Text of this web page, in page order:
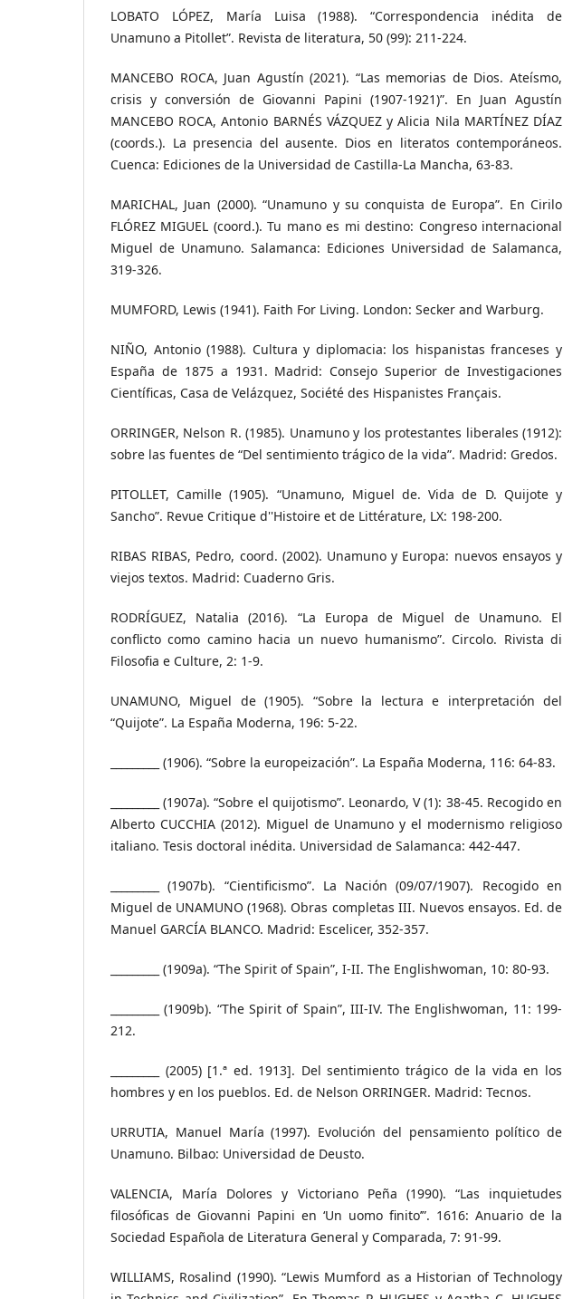
LOBATO LÓPEZ, María Luisa (1988). “Correspondencia inédita de
Unamuno a Pitollet”. Revista de literatura, 50 (99): 211-224.
MANCEBO ROCA, Juan Agustín (2021). “Las memorias de Dios. Ateísmo,
crisis y conversión de Giovanni Papini (1907-1921)”. En Juan Agustín
MANCEBO ROCA, Antonio BARNÉS VÁZQUEZ y Alicia Nila MARTÍNEZ DÍAZ
(coords.). La presencia del ausente. Dios en literatos contemporáneos.
Cuenca: Ediciones de la Universidad de Castilla-La Mancha, 63-83.
MARICHAL, Juan (2000). “Unamuno y su conquista de Europa”. En Cirilo
FLÓREZ MIGUEL (coord.). Tu mano es mi destino: Congreso internacional
Miguel de Unamuno. Salamanca: Ediciones Universidad de Salamanca,
319-326.
MUMFORD, Lewis (1941). Faith For Living. London: Secker and Warburg.
NIÑO, Antonio (1988). Cultura y diplomacia: los hispanistas franceses y
España de 1875 a 1931. Madrid: Consejo Superior de Investigaciones
Científicas, Casa de Velázquez, Société des Hispanistes Français.
ORRINGER, Nelson R. (1985). Unamuno y los protestantes liberales (1912):
sobre las fuentes de “Del sentimiento trágico de la vida”. Madrid: Gredos.
PITOLLET, Camille (1905). “Unamuno, Miguel de. Vida de D. Quijote y
Sancho”. Revue Critique d''Histoire et de Littérature, LX: 198-200.
RIBAS RIBAS, Pedro, coord. (2002). Unamuno y Europa: nuevos ensayos y
viejos textos. Madrid: Cuaderno Gris.
RODRÍGUEZ, Natalia (2016). “La Europa de Miguel de Unamuno. El
conflicto como camino hacia un nuevo humanismo”. Circolo. Rivista di
Filosofia e Culture, 2: 1-9.
UNAMUNO, Miguel de (1905). “Sobre la lectura e interpretación del
“Quijote”. La España Moderna, 196: 5-22.
_________ (1906). “Sobre la europeización”. La España Moderna, 116: 64-83.
_________ (1907a). “Sobre el quijotismo”. Leonardo, V (1): 38-45. Recogido en
Alberto CUCCHIA (2012). Miguel de Unamuno y el modernismo religioso
italiano. Tesis doctoral inédita. Universidad de Salamanca: 442-447.
_________ (1907b). “Cientificismo”. La Nación (09/07/1907). Recogido en
Miguel de UNAMUNO (1968). Obras completas III. Nuevos ensayos. Ed. de
Manuel GARCÍA BLANCO. Madrid: Escelicer, 352-357.
_________ (1909a). “The Spirit of Spain”, I-II. The Englishwoman, 10: 80-93.
_________ (1909b). “The Spirit of Spain”, III-IV. The Englishwoman, 11: 199-
212.
_________ (2005) [1.ª ed. 1913]. Del sentimiento trágico de la vida en los
hombres y en los pueblos. Ed. de Nelson ORRINGER. Madrid: Tecnos.
URRUTIA, Manuel María (1997). Evolución del pensamiento político de
Unamuno. Bilbao: Universidad de Deusto.
VALENCIA, María Dolores y Victoriano Peña (1990). “Las inquietudes
filosóficas de Giovanni Papini en ‘Un uomo finito’”. 1616: Anuario de la
Sociedad Española de Literatura General y Comparada, 7: 91-99.
WILLIAMS, Rosalind (1990). “Lewis Mumford as a Historian of Technology